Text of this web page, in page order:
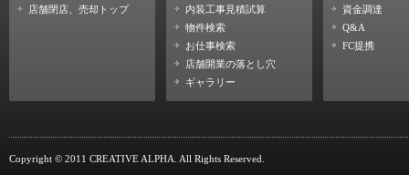
店舗閉店、売却トップ
内装工事見積試算
物件検索
お仕事検索
店舗開業の落とし穴
ギャラリー
資金調達
Q&A
FC提携
Copyright © 2011 CREATIVE ALPHA. All Rights Reserved.